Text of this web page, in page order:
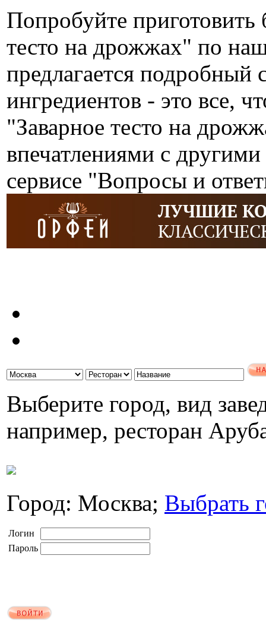
Попробуйте
тесто на дрожжах" по
предлагается подробный
ингредиентов - это все,
"Заварное тесто на
впечатлениями с
сервисе "Вопросы и
Выберите город, вид
например, ресторан
Город: Москва; Выбрать
Логин
Пароль